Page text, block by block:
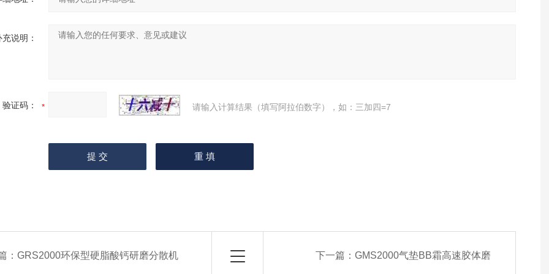
充说明：
验证码： 请输入计算结果（填写阿拉伯数字），如：三加四=7
：GRS2000环保型硬脂酸钙研磨分散机 下一篇： GMS2000气垫BB霜高速胶体磨